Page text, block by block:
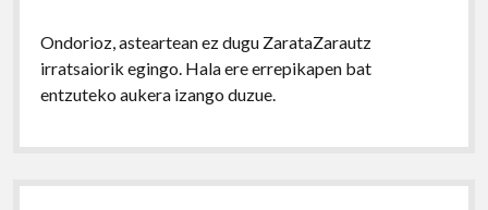
Ondorioz, asteartean ez dugu ZarataZarautz
irratsaiorik egingo. Hala ere errepikapen bat
entzuteko aukera izango duzue.